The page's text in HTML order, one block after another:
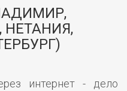
НЕТАНИЯ,
интернет - дело